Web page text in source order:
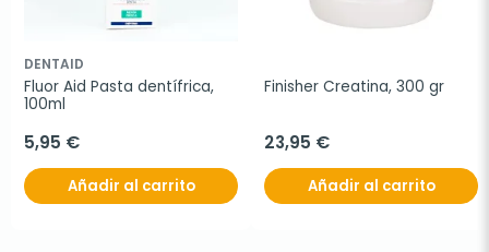
DENTAID
Fluor Aid Pasta dentífrica,
100ml
5,95 €
Añadir al carrito
Finisher Creatina, 300 gr
23,95 €
Añadir al carrito